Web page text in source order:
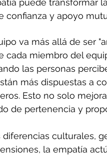
puede transformar
confianza y apoyo
va más allá de ser
cada miembro del
las personas
más dispuestas a
Esto no solo
de pertenencia y
culturales,
la empatía